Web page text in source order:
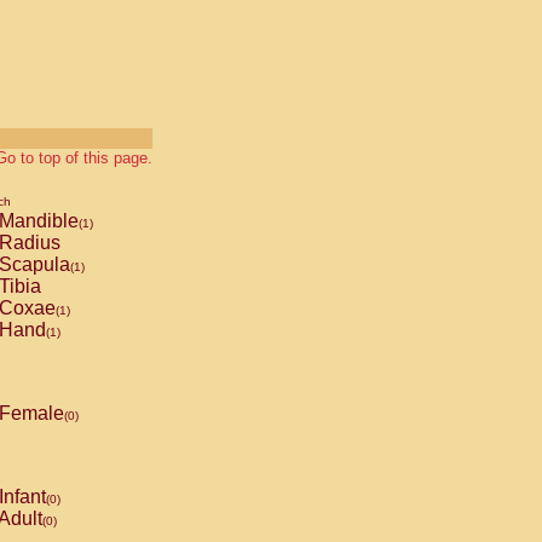
to top of this page.
Mandible(1)
Radius
Scapula(1)
Tibia
Coxae(1)
Hand(1)
Female(0)
Infant(0)
(0)